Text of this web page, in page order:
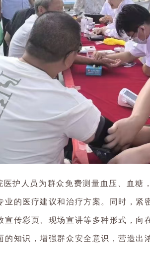
医护人员为群众免费测量血压、血糖
业的医疗建议和治疗方案。同时，紧
宣传彩页、现场宣讲等多种形式，向
的知识，增强群众安全意识，营造出